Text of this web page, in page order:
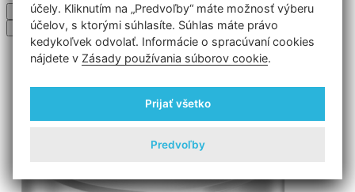
Do košíka
Obľúbený produkt
Porovnať produkt
účely. Kliknutím na „Predvoľby“ máte možnosť výberu
účelov, s ktorými súhlasíte. Súhlas máte právo
kedykoľvek odvolať. Informácie o spracúvaní cookies
nájdete v Zásady používania súborov cookie.
Prijať všetko
Predvoľby